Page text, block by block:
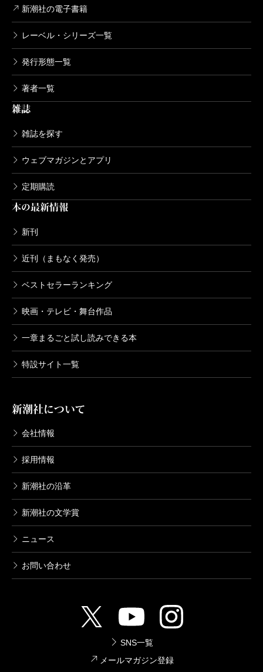
新潮社の電子書籍
レーベル・シリーズ一覧
発行形態一覧
著者一覧
雑誌
雑誌を探す
ウェブマガジンとアプリ
定期購読
本の最新情報
新刊
近刊（まもなく発売）
ベストセラーランキング
映画・テレビ・舞台作品
一章まるごと試し読みできる本
特設サイト一覧
新潮社について
会社情報
採用情報
新潮社の沿革
新潮社の文学賞
ニュース
お問い合わせ
SNS一覧
メールマガジン登録